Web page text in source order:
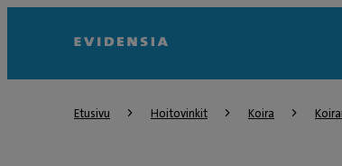
Etusivu Hoitovinkit Koira